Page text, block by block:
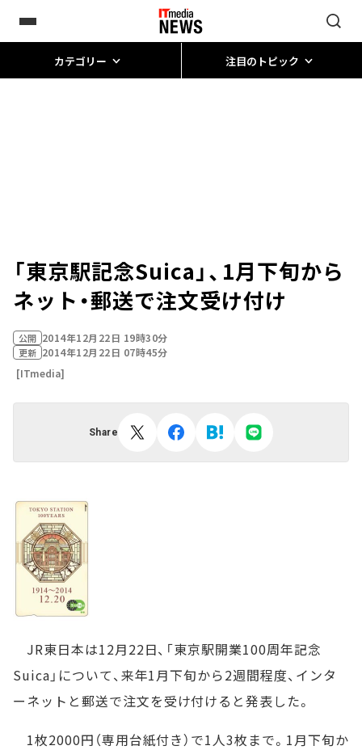
カテゴリー 注目のトピック
「東京駅記念Suica」、1月下旬から
ネット・郵送で注文受け付け
公開 2014年12月22日 19時30分
更新 2014年12月22日 07時45分
[ITmedia]
Share
JR東日本は12月22日、「東京駅開業100周年記念
Suica」について、来年1月下旬から2週間程度、インタ
ーネットと郵送で注文を受け付けると発表した。
1枚2000円（専用台紙付き）で1人3枚まで。1月下旬か